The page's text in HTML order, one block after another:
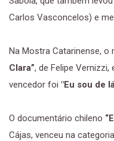
Carlos Vasconcelos) e
Na Mostra Catarinense, o
Clara”, de Felipe
vencedor foi "Eu sou de
O documentário chileno
Cájas, venceu na